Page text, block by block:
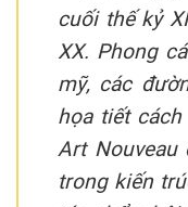
cuối thế kỷ
XX. Phong
mỹ, các
họa tiết
Art
trong kiến